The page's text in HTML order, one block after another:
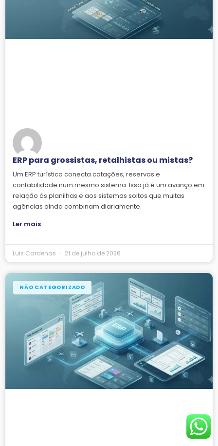
ERP para grossistas, retalhistas ou mistas?
Um ERP turístico conecta cotações, reservas e
contabilidade num mesmo sistema. Isso já é um avanço em
relação às planilhas e aos sistemas soltos que muitas
agências ainda combinam diariamente.
Ler mais
Luis Cardenas 21 de julho de 2026
NÃO CATEGORIZADO